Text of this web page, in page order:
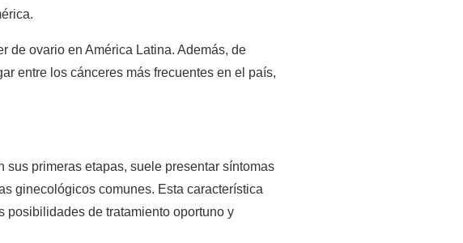
de ovario en América Latina. Además, de
entre los cánceres más frecuentes en el país,
sus primeras etapas, suele presentar síntomas
ginecológicos comunes. Esta característica
posibilidades de tratamiento oportuno y